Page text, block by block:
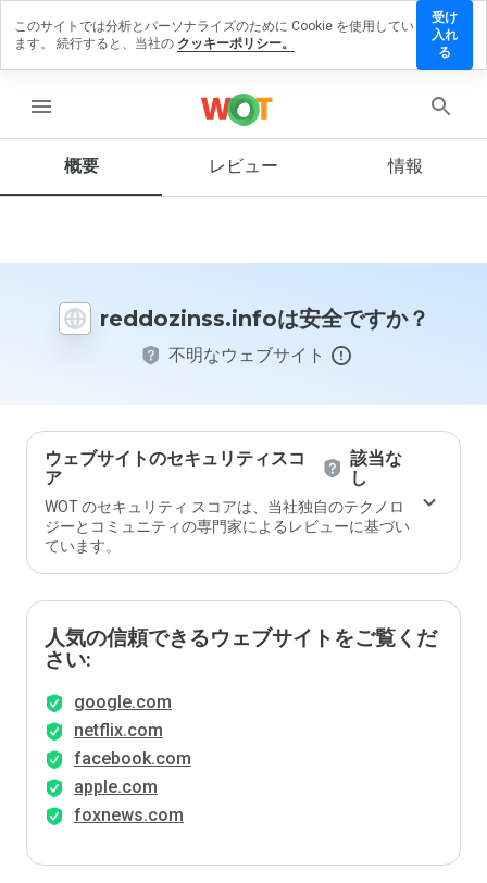
menu
概要 レビュー 情報
reddozinss.infoは安全ですか？
不明なウェブサイト
ウェブサイトのセキュリティスコ
ア
該当な
し
WOT のセキュリティ スコアは、当社独自のテクノロ
ジーとコミュニティの専門家によるレビューに基づい
ています。
人気の信頼できるウェブサイトをご覧くだ
さい:
google.com
netflix.com
facebook.com
apple.com
foxnews.com
ューを
この
イト
価し
ます
か？
このサイトでは分析とパーソナライズのために Cookie を使用してい
ます。 続行すると、当社の クッキーポリシー。
受け
入れ
る